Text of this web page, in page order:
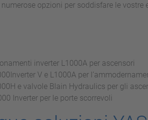
opzioni per soddisfare le vostre
inverter L1000A per ascensori
V e L1000A per
e valvole Blain Hydraulics per gli
Inverter per le porte scorrevoli